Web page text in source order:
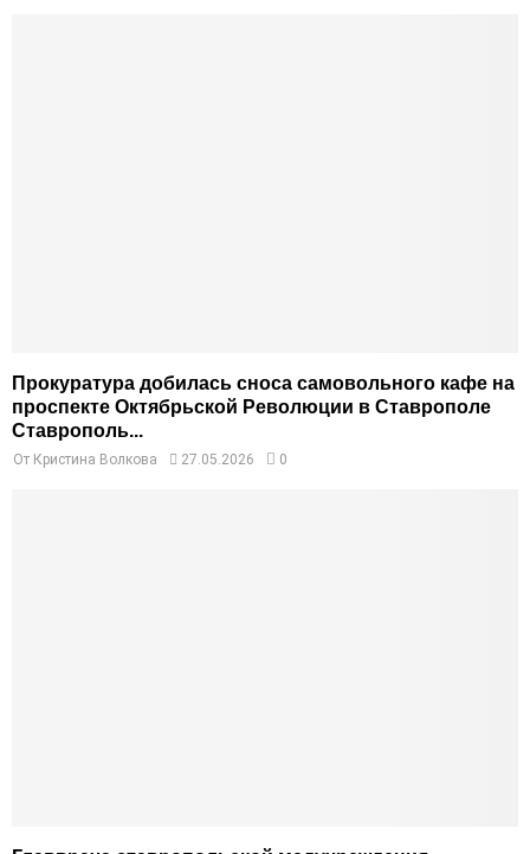
Прокуратура добилась сноса самовольного кафе на
проспекте Октябрьской Революции в Ставрополе
Ставрополь...
От Кристина Волкова 27.05.2026 0